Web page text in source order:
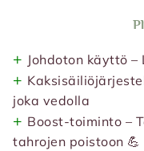
+ Johdoton käyttö –
+
joka vedolla
+ Boost-toiminto –
tahrojen poistoon 💪